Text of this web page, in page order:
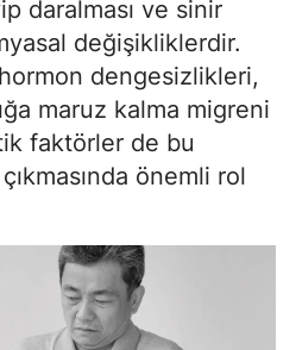
daralması ve sinir
değişikliklerdir.
dengesizlikleri,
maruz kalma migreni
faktörler de bu
önemli rol